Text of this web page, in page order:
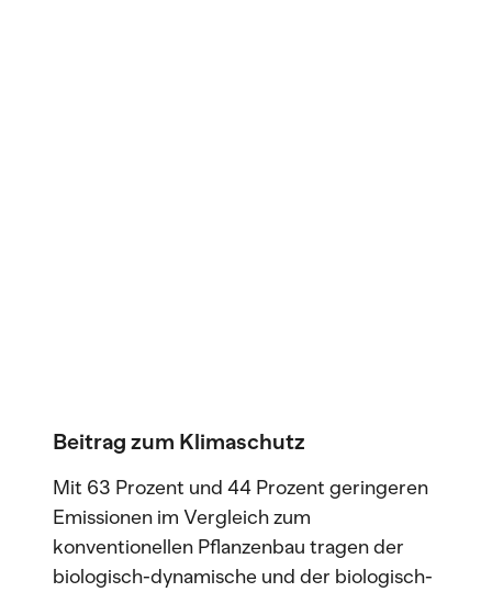
Beitrag zum Klimaschutz
Mit 63 Prozent und 44 Prozent geringeren
Emissionen im Vergleich zum
konventionellen Pflanzenbau tragen der
biologisch-dynamische und der biologisch-